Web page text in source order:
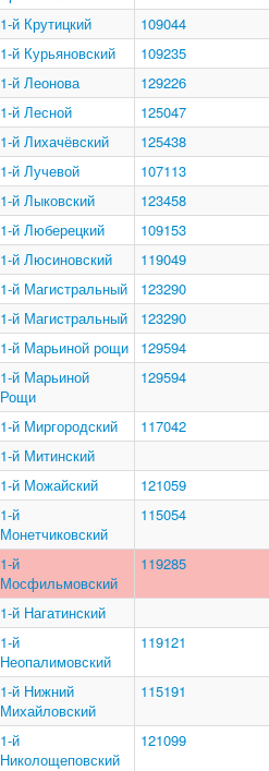
1-й Крутицкий
109044
1-й Курьяновский
109235
1-й Леонова
129226
1-й Лесной
125047
1-й Лихачёвский
125438
1-й Лучевой
107113
1-й Лыковский
123458
1-й Люберецкий
109153
1-й Люсиновский
119049
1-й Магистральный
123290
1-й Магистральный
123290
1-й Марьиной рощи
129594
1-й Марьиной
Рощи
129594
1-й Миргородский
117042
1-й Митинский
1-й Можайский
121059
1-й
Монетчиковский
115054
1-й
Мосфильмовский
119285
1-й Нагатинский
1-й
Неопалимовский
119121
1-й Нижний
Михайловский
115191
1-й
Николощеповский
121099